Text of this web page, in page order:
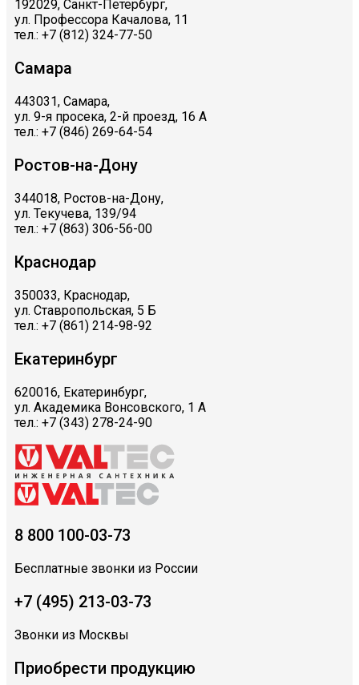
192029, Санкт-Петербург,
ул. Профессора Качалова, 11
тел.: +7 (812) 324-77-50
Самара
443031, Самара,
ул. 9-я просека, 2-й проезд, 16 А
тел.: +7 (846) 269-64-54
Ростов-на-Дону
344018, Ростов-на-Дону,
ул. Текучева, 139/94
тел.: +7 (863) 306-56-00
Краснодар
350033, Краснодар,
ул. Ставропольская, 5 Б
тел.: +7 (861) 214-98-92
Екатеринбург
620016, Екатеринбург,
ул. Академика Вонсовского, 1 А
тел.: +7 (343) 278-24-90
8 800 100-03-73
Бесплатные звонки из России
+7 (495) 213-03-73
Звонки из Москвы
Приобрести продукцию